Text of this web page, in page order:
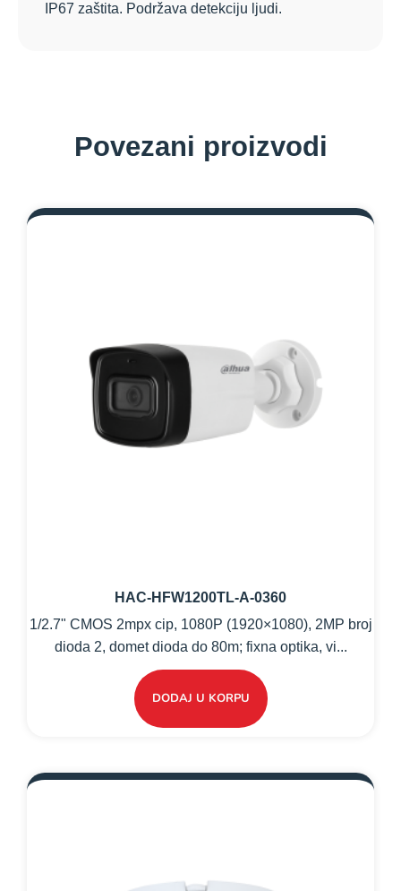
IP67 zaštita. Podržava detekciju ljudi.
Povezani proizvodi
HAC-HFW1200TL-A-0360
1/2.7" CMOS 2mpx cip, 1080P (1920×1080), 2MP broj
dioda 2, domet dioda do 80m; fixna optika, vi...
DODAJ U KORPU